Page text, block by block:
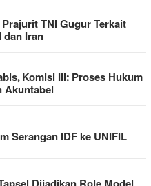
TNI Gugur Terkait
dan Iran
Komisi III: Proses Hukum
Akuntabel
Serangan IDF ke UNIFIL